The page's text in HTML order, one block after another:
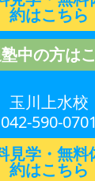
約はこちら
中の方は
玉川上水校
042-590-0701
見学・無料
約はこちら